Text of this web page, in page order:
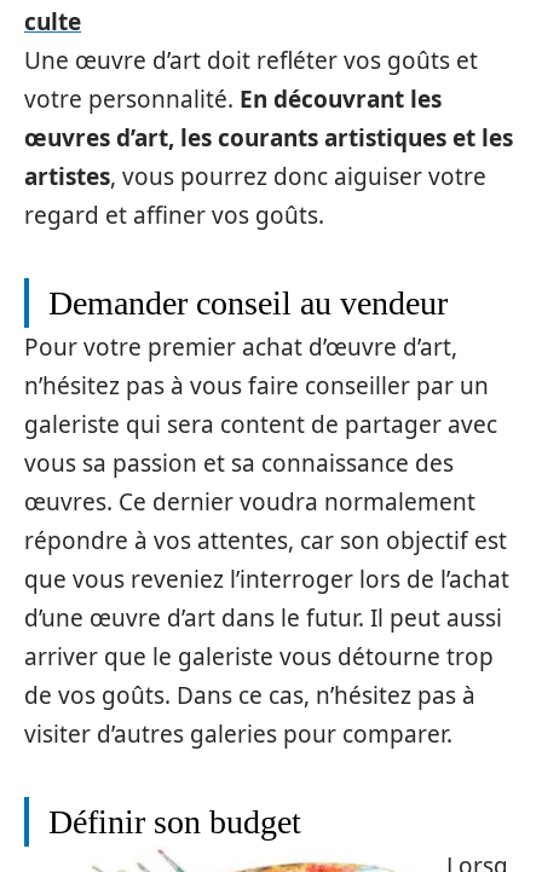
culte
Une œuvre d’art doit refléter vos goûts et
votre personnalité. En découvrant les
œuvres d’art, les courants artistiques et les
artistes, vous pourrez donc aiguiser votre
regard et affiner vos goûts.
Demander conseil au vendeur
Pour votre premier achat d’œuvre d’art,
n’hésitez pas à vous faire conseiller par un
galeriste qui sera content de partager avec
vous sa passion et sa connaissance des
œuvres. Ce dernier voudra normalement
répondre à vos attentes, car son objectif est
que vous reveniez l’interroger lors de l’achat
d’une œuvre d’art dans le futur. Il peut aussi
arriver que le galeriste vous détourne trop
de vos goûts. Dans ce cas, n’hésitez pas à
visiter d’autres galeries pour comparer.
Définir son budget